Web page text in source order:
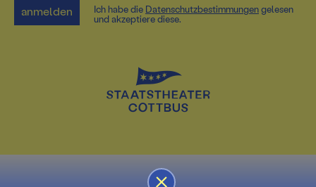
anmelden Ich habe die Datenschutz­bestimmungen gelesen
und akzeptiere diese.